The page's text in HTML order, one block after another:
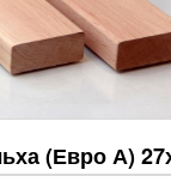
(Евро А)